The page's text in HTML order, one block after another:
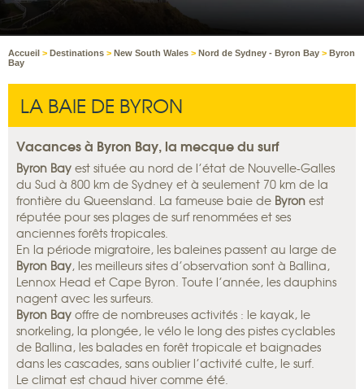
Accueil > Destinations > New South Wales > Nord de Sydney - Byron Bay > Byron
Bay
LA BAIE DE BYRON
Vacances à Byron Bay, la mecque du surf
Byron Bay est située au nord de l’état de Nouvelle-Galles
du Sud à 800 km de Sydney et à seulement 70 km de la
frontière du Queensland. La fameuse baie de Byron est
réputée pour ses plages de surf renommées et ses
anciennes forêts tropicales.
En la période migratoire, les baleines passent au large de
Byron Bay, les meilleurs sites d’observation sont à Ballina,
Lennox Head et Cape Byron. Toute l’année, les dauphins
nagent avec les surfeurs.
Byron Bay offre de nombreuses activités : le kayak, le
snorkeling, la plongée, le vélo le long des pistes cyclables
de Ballina, les balades en forêt tropicale et baignades
dans les cascades, sans oublier l’activité culte, le surf.
Le climat est chaud hiver comme été.